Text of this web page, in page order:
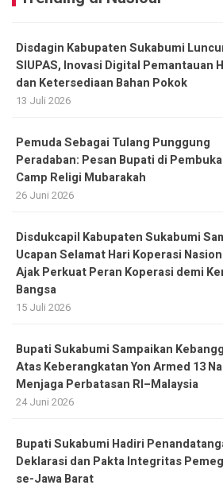
Disdagin Kabupaten Sukabumi
SIUPAS, Inovasi Digital Pemantauan
dan Ketersediaan Bahan Pokok
13 Juli 2026
Pemuda Sebagai Tulang Punggung
Peradaban: Pesan Bupati di
Camp Religi Mubarakah
26 Juni 2026
Disdukcapil Kabupaten Sukabumi
Ucapan Selamat Hari Koperasi
Ajak Perkuat Peran Koperasi demi
Bangsa
15 Juli 2026
Bupati Sukabumi Sampaikan
Atas Keberangkatan Yon Armed 13
Menjaga Perbatasan RI–Malaysia
24 Juni 2026
Bupati Sukabumi Hadiri
Deklarasi dan Pakta Integritas
se-Jawa Barat